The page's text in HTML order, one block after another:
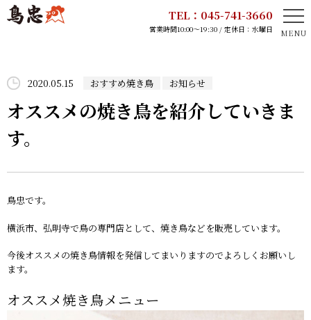
鳥忠のこだわり
店舗案内
採用情報
会社概要
TEL：045-741-3660
営業時間10:00～19:30 / 定休日：水曜日
2020.05.15 おすすめ焼き鳥 お知らせ
オススメの焼き鳥を紹介していきま
す。
鳥忠です。
横浜市、弘明寺で鳥の専門店として、焼き鳥などを販売しています。
今後オススメの焼き鳥情報を発信してまいりますのでよろしくお願いし
ます。
オススメ焼き鳥メニュー